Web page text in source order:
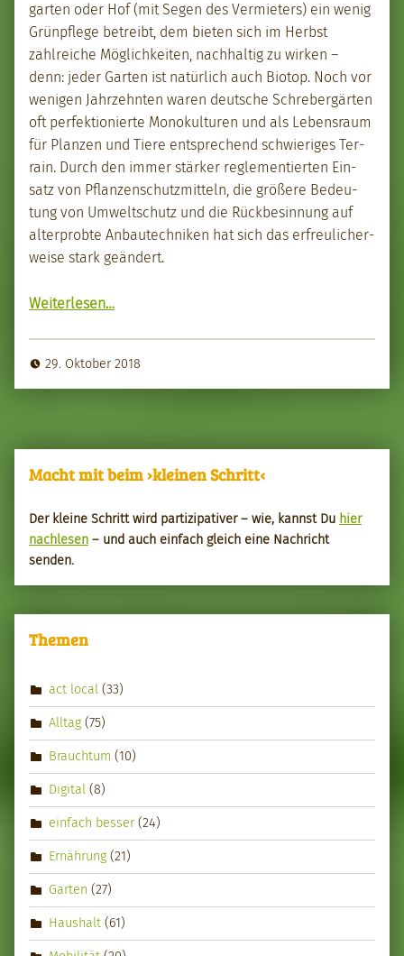
garten oder Hof (mit Segen des Ver­mi­eters) ein wenig
Grünpflege betreibt, dem bieten sich im Herb­st
zahlre­iche Möglichkeit­en, nach­haltig zu wirken –
denn: jed­er Garten ist natür­lich auch Biotop. Noch vor
weni­gen Jahrzehn­ten waren deutsche Schre­bergärten
oft per­fek­tion­ierte Monokul­turen und als Leben­sraum
für Planzen und Tiere entsprechend schwieriges Ter­
rain. Durch den immer stärk­er regle­men­tierten Ein­
satz von Pflanzen­schutzmit­teln, die größere Bedeu­
tung von Umweltschutz und die Rückbesin­nung auf
alter­probte Anbautech­niken hat sich das erfreulicher­
weise stark geän­dert.
Weit­er­lesen…
29. Oktober 2018
Macht mit beim ›kleinen Schritt‹
Der kleine Schritt wird par­tizipa­tiv­er – wie, kannst Du hier
nach­le­sen – und auch ein­fach gle­ich eine Nachricht
senden.
Themen
act local (33)
Alltag (75)
Brauchtum (10)
Digital (8)
einfach besser(24)
Ernährung (21)
Garten (27)
Haushalt (61)